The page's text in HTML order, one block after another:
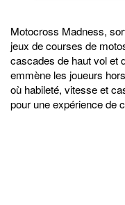
Motocross Madness,
jeux de courses de
cascades de haut vol et
emmène les joueurs
où habileté, vitesse et
pour une expérience de